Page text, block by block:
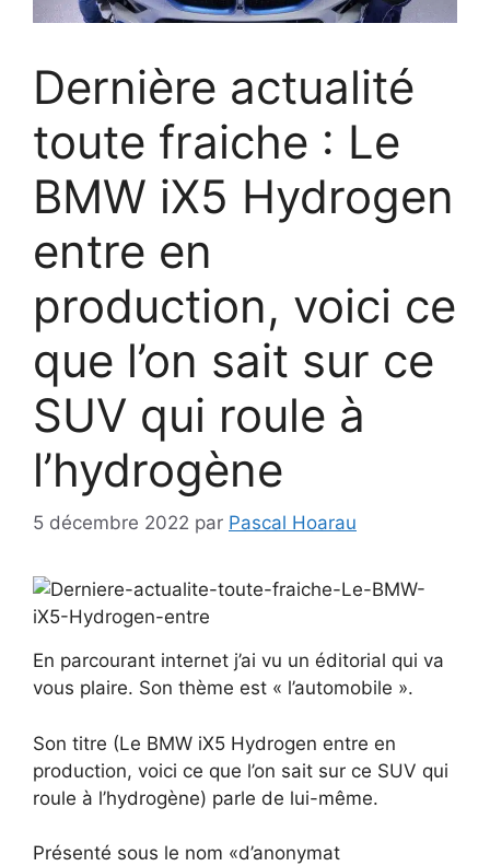
Dernière actualité
toute fraiche : Le
BMW iX5 Hydrogen
entre en
production, voici ce
que l’on sait sur ce
SUV qui roule à
l’hydrogène
5 décembre 2022 par Pascal Hoarau
En parcourant internet j’ai vu un éditorial qui va
vous plaire. Son thème est « l’automobile ».
Son titre (Le BMW iX5 Hydrogen entre en
production, voici ce que l’on sait sur ce SUV qui
roule à l’hydrogène) parle de lui-même.
Présenté sous le nom «d’anonymat